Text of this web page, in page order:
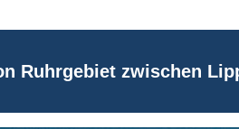
Ruhrgebiet zwischen